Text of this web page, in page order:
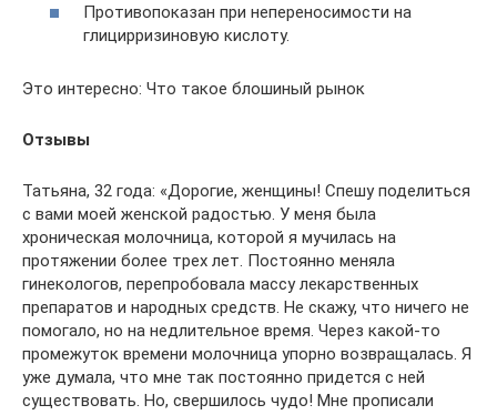
Противопоказан при непереносимости на
глицирризиновую кислоту.
Это интересно: Что такое блошиный рынок
Отзывы
Татьяна, 32 года: «Дорогие, женщины! Спешу поделиться
с вами моей женской радостью. У меня была
хроническая молочница, которой я мучилась на
протяжении более трех лет. Постоянно меняла
гинекологов, перепробовала массу лекарственных
препаратов и народных средств. Не скажу, что ничего не
помогало, но на недлительное время. Через какой-то
промежуток времени молочница упорно возвращалась. Я
уже думала, что мне так постоянно придется с ней
существовать. Но, свершилось чудо! Мне прописали